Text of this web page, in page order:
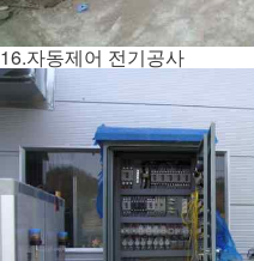
16.자동제어 전기공사